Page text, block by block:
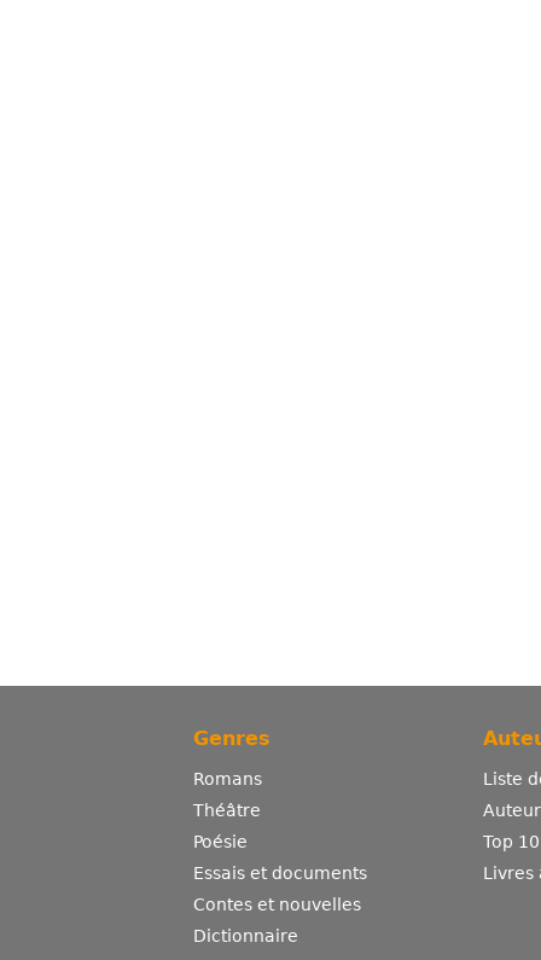
Genres
Romans
Théâtre
Poésie
Essais et documents
Contes et nouvelles
Dictionnaire
Liste
Top
Livres